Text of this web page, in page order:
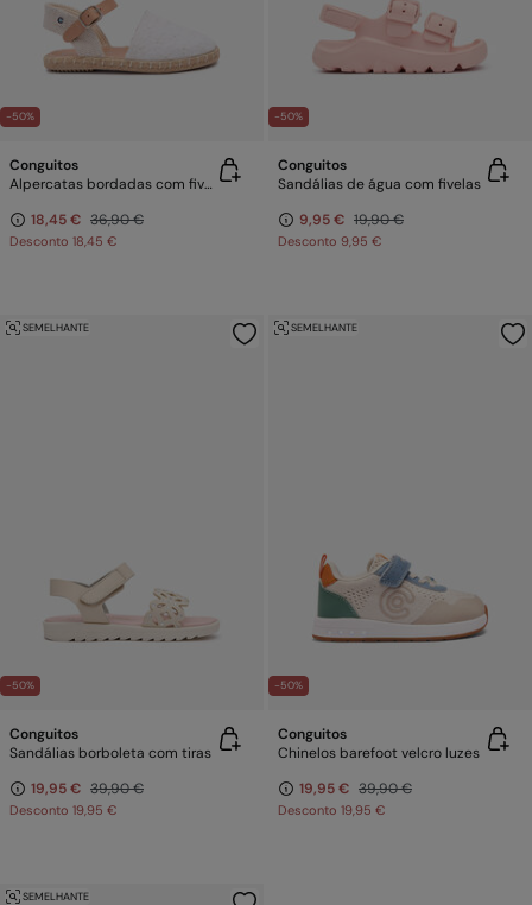
-50%
Conguitos
Alpercatas bordadas com fivela
18,45 € 36,90 €
Desconto 18,45 €
-50%
Conguitos
Sandálias de água com fivelas
9,95 € 19,90 €
Desconto 9,95 €
-50%
SEMELHANTE
Conguitos
Sandálias borboleta com tiras
19,95 € 39,90 €
Desconto 19,95 €
-50%
SEMELHANTE
Conguitos
Chinelos barefoot velcro luzes
19,95 € 39,90 €
Desconto 19,95 €
SEMELHANTE